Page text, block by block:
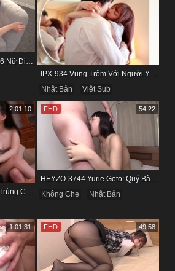
IPX-934 Vụng Trộm Với Người Yêu Cũ Trong Khách Sạn
Nhật Bản
Việt Sub
2:01:10
HEYZO-3744 Yurie Goto: Quý Bà Dâm Phụ & Cơn Cuồng Si Mùi Buồi Khắm
Không Che
Nhật Bản
FHD 54:22
1:01:31 FHD 49:58